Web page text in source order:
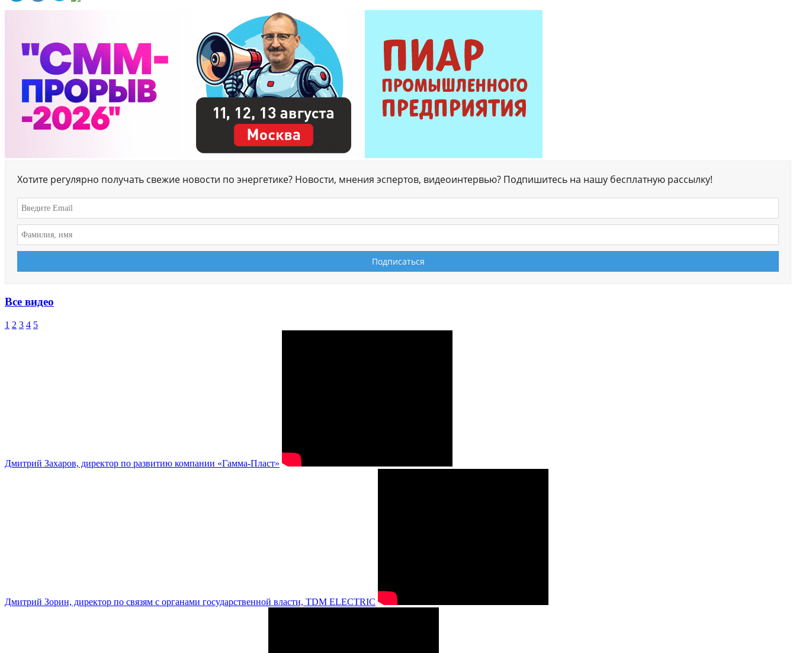
Хотите регулярно получать свежие новости по энергетике? Новости, мнения эспертов, видеоинтервью? Подпишитесь на нашу бесплатную рассылку!
Все видео
1 2 3 4 5
Дмитрий Захаров, директор по развитию компании «Гамма-Пласт»
Дмитрий Зорин, директор по связям с органами государственной власти, TDM ELECTRIC